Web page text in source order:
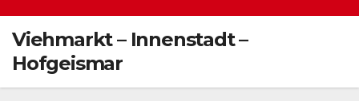
Viehmarkt – Innenstadt –
Hofgeismar